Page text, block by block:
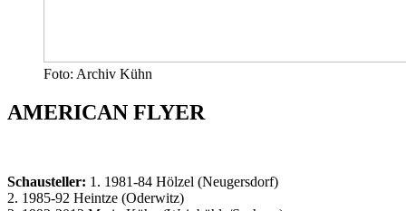
Foto: Archiv Kühn
AMERICAN FLYER
Schausteller: 1. 1981-84 Hölzel (Neugersdorf)
2. 1985-92 Heintze (Oderwitz)